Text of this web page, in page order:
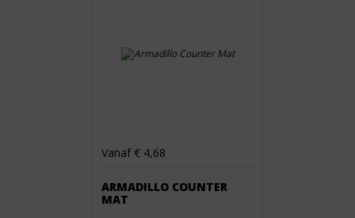
Vanaf € 4,68
ARMADILLO COUNTER
MAT